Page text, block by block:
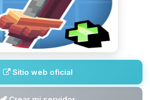
Sitio web oficial